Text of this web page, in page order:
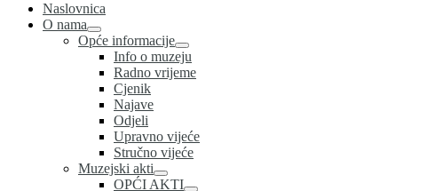
Naslovnica
O nama
Opće informacije
Info o muzeju
Radno vrijeme
Cjenik
Najave
Odjeli
Upravno vijeće
Stručno vijeće
Muzejski akti
OPĆI AKTI